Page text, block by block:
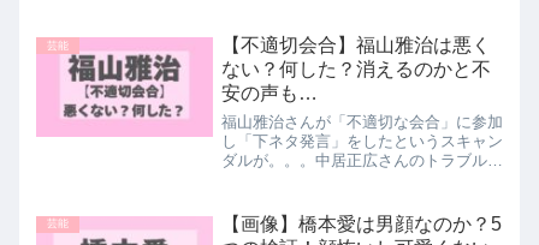
芸能
【不適切会合】福山雅治は悪く
ない？何した？消えるのかと不
安の声も…
福山雅治さんが「不適切な会合」に参加
し「下ネタ発言」をしたというスキャン
ダルが。。。中居正広さんのトラブルの
け？」など福山雅治さんは「悪くない」
のでは？という声が集まって...
芸能
【画像】橋本愛は男顔なのか？5